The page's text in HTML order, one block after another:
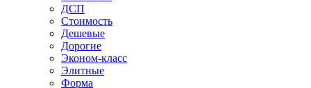
ДСП
Стоимость
Дешевые
Дорогие
Эконом-класс
Элитные
Форма